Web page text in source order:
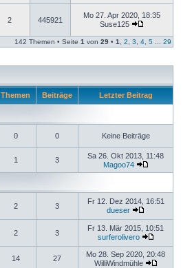
2 445921
Mo 27. Apr 2020, 18:35
Suse125
142 Themen • Seite 1 von 29 • 1 2 3 4 5 29
Themen Beiträge Letzter Beitrag
0 0 Keine Beiträge
1 3
Sa 26. Okt 2013, 11:48
Magoo74
2 3
Fr 12. Dez 2014, 16:51
dueser
2 3
Fr 13. Mär 2015, 10:51
surferolivero
14 27
Mo 28. Sep 2020, 20:48
WilliWindmühle